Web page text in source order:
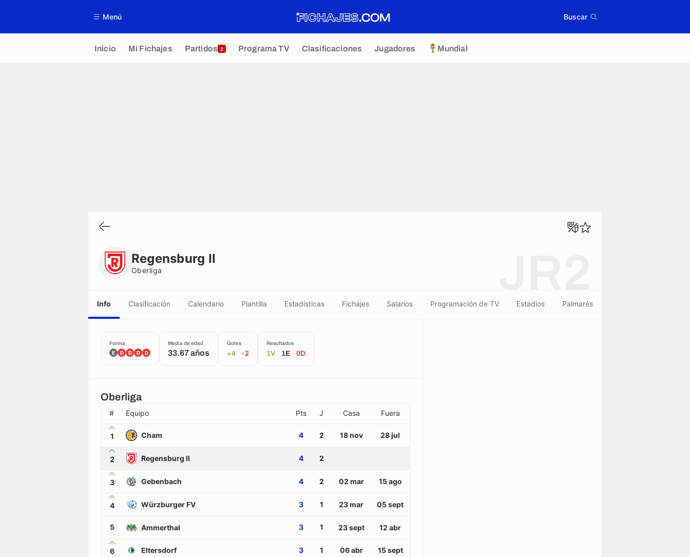
Menú Buscar
Inicio Mi Fichajes Partidos 2 Programa TV Clasificaciones Jugadores Mundial
Regensburg II
Oberliga
Info Clasificación Calendario Plantilla Estadísticas Fichajes Salarios Programación de TV Estadios Palmarés
Forma
E D D D D
Media de edad
33.67 años
Goles
+4 -2
Resultados
1V 1E 0D
Oberliga
# Equipo Pts J Casa Fuera
1 Cham 4 2 18 nov 28 jul
2 Regensburg II 4 2
3 Gebenbach 4 2 02 mar 15 ago
4 Würzburger FV 3 1 23 mar 05 sept
5 Ammerthal 3 1 23 sept 12 abr
6 Eltersdorf 3 1 06 abr 15 sept